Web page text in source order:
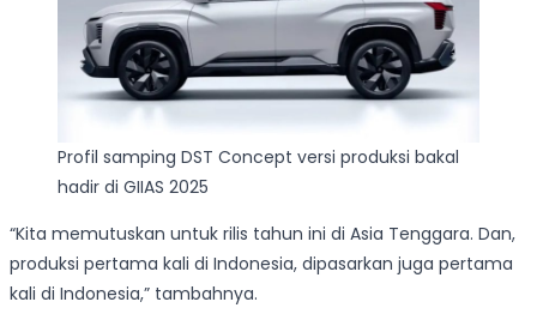
Profil samping DST Concept versi produksi bakal
hadir di GIIAS 2025
“Kita memutuskan untuk rilis tahun ini di Asia Tenggara. Dan,
produksi pertama kali di Indonesia, dipasarkan juga pertama
kali di Indonesia,” tambahnya.